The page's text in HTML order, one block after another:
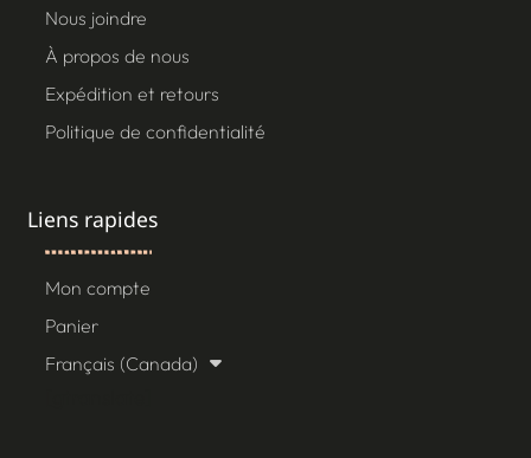
Nous joindre
À propos de nous
Expédition et retours
Politique de confidentialité
Liens rapides
Mon compte
Panier
Français (Canada)